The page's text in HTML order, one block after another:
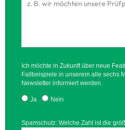
Ich möchte in Zukunft über neue
Fallbeispiele in unserem alle sechs
Newsletter informiert werden.
Ja Nein
Spamschutz: Welche Zahl ist die